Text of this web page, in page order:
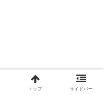
トップ サイドバー